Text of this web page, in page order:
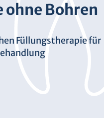
Bohren
Füllungstherapie für